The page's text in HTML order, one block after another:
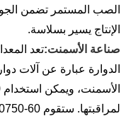
الصب المستمر تضمن
الإنتاج يسير بسلاسة.
صناعة الأسمنت:تعد
الدوارة عبارة عن آلات